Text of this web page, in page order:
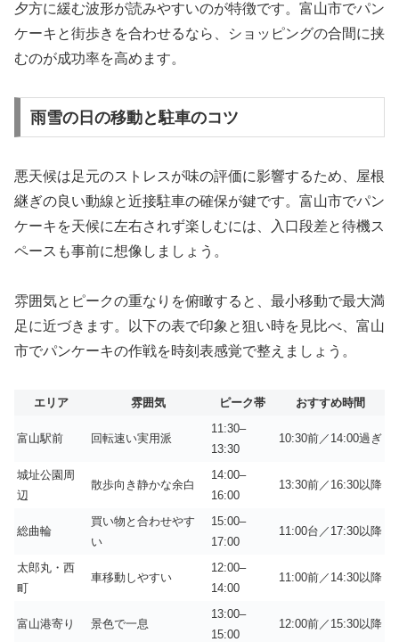
夕方に緩む波形が読みやすいのが特徴です。富山市でパン
ケーキと街歩きを合わせるなら、ショッピングの合間に挟
むのが成功率を高めます。
雨雪の日の移動と駐車のコツ
悪天候は足元のストレスが味の評価に影響するため、屋根
継ぎの良い動線と近接駐車の確保が鍵です。富山市でパン
ケーキを天候に左右されず楽しむには、入口段差と待機ス
ペースも事前に想像しましょう。
雰囲気とピークの重なりを俯瞰すると、最小移動で最大満
足に近づきます。以下の表で印象と狙い時を見比べ、富山
市でパンケーキの作戦を時刻表感覚で整えましょう。
エリア 雰囲気 ピーク帯 おすすめ時間
富山駅前 回転速い実用派
11:30–
13:30
10:30前／14:00過ぎ
城址公園周
辺
散歩向き静かな余白
14:00–
16:00
13:30前／16:30以降
総曲輪
買い物と合わせやす
い
15:00–
17:00
11:00台／17:30以降
太郎丸・西
町
車移動しやすい
12:00–
14:00
11:00前／14:30以降
富山港寄り 景色で一息
13:00–
15:00
12:00前／15:30以降